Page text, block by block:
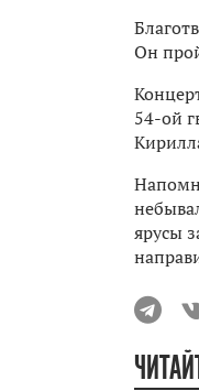
Он
54-ой
ярусы